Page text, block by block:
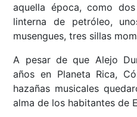
aquella época, como
linterna de petróleo,
musengues, tres sillas
A pesar de que Alejo
años en Planeta Rica,
hazañas musicales
alma de los habitantes de